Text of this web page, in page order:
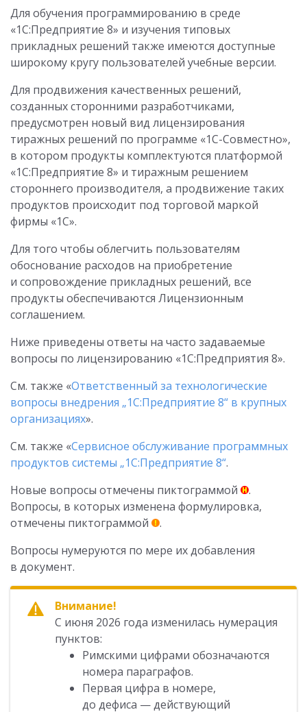
Для обучения программированию в среде
«1С:Предприятие 8» и изучения типовых
прикладных решений также имеются доступные
широкому кругу пользователей учебные версии.
Для продвижения качественных решений,
созданных сторонними разработчиками,
предусмотрен новый вид лицензирования
тиражных решений по программе «1С-Совместно»,
в котором продукты комплектуются платформой
«1С:Предприятие 8» и тиражным решением
стороннего производителя, а продвижение таких
продуктов происходит под торговой маркой
фирмы «1С».
Для того чтобы облегчить пользователям
обоснование расходов на приобретение
и сопровождение прикладных решений, все
продукты обеспечиваются Лицензионным
соглашением.
Ниже приведены ответы на часто задаваемые
вопросы по лицензированию «1С:Предприятия 8».
См. также «Ответственный за технологические
вопросы внедрения „1С:Предприятие 8“ в крупных
организациях».
См. также «Сервисное обслуживание программных
продуктов системы „1С:Предприятие 8“.
Новые вопросы отмечены пиктограммой
.
Вопросы, в которых изменена формулировка,
отмечены пиктограммой
.
Вопросы нумеруются по мере их добавления
в документ.
Внимание!
С июня 2026 года изменилась нумерация
пунктов:
Римскими цифрами обозначаются
номера параграфов.
Первая цифра в номере,
до дефиса — действующий